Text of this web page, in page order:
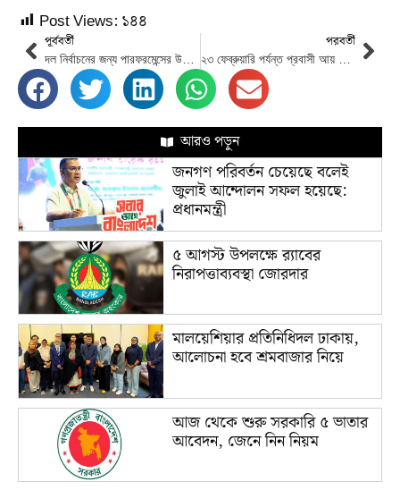
Post Views: ১৪৪
পূর্ববর্তী পরবর্তী
আরও পড়ুন
জনগণ পরিবর্তন চেয়েছে বলেই
জুলাই আন্দোলন সফল হয়েছে:
প্রধানমন্ত্রী
৫ আগস্ট উপলক্ষে র‌্যাবের
নিরাপত্তাব্যবস্থা জোরদার
মালয়েশিয়ার প্রতিনিধিদল ঢাকায়,
আলোচনা হবে শ্রমবাজার নিয়ে
আজ থেকে শুরু সরকারি ৫ ভাতার
আবেদন, জেনে নিন নিয়ম